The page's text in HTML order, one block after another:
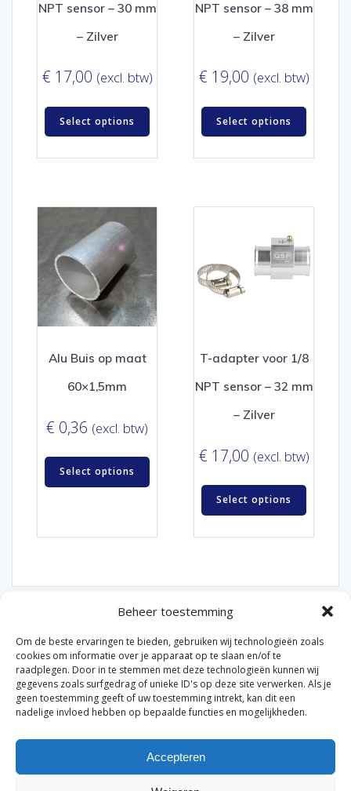
Beheer toestemming
Om de beste ervaringen te bieden, gebruiken wij technologieën zoals
cookies om informatie over je apparaat op te slaan en/of te
raadplegen. Door in te stemmen met deze technologieën kunnen wij
gegevens zoals surfgedrag of unieke ID's op deze site verwerken. Als je
geen toestemming geeft of uw toestemming intrekt, kan dit een
nadelige invloed hebben op bepaalde functies en mogelijkheden.
Accepteren
NPT sensor – 30 mm
– Zilver
€ 17,00 (excl. btw)
Select options
NPT sensor – 38 mm
– Zilver
€ 19,00 (excl. btw)
Select options
Alu Buis op maat
60×1,5mm
€ 0,36 (excl. btw)
Select options
T-adapter voor 1/8
NPT sensor – 32 mm
– Zilver
€ 17,00 (excl. btw)
Select options
© 2026 Van der Bel Las en Radiateurenbedrijf.
Privacyverklaring|Cookiebeleid|Retourbeleid|
Algemene voorwaarden voor consumenten
algemene voorwaarden
Disclaimer